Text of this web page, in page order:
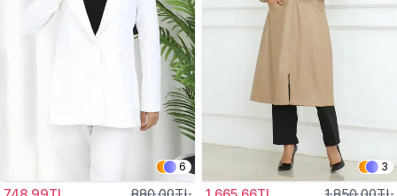
6 3